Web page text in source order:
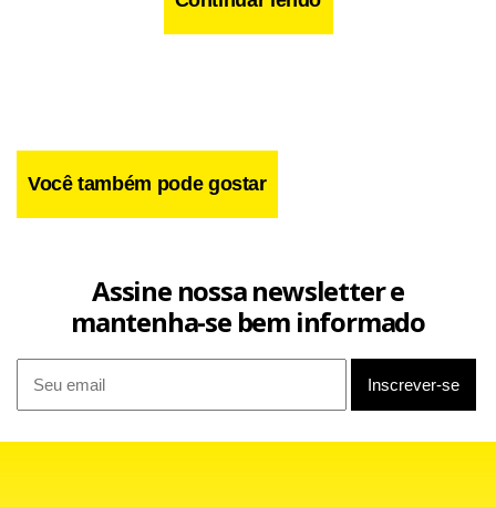
Douglão entra em seu lugar. Anderson Lima e Juninho,
Você também pode gostar
Assine nossa newsletter e
mantenha-se bem informado